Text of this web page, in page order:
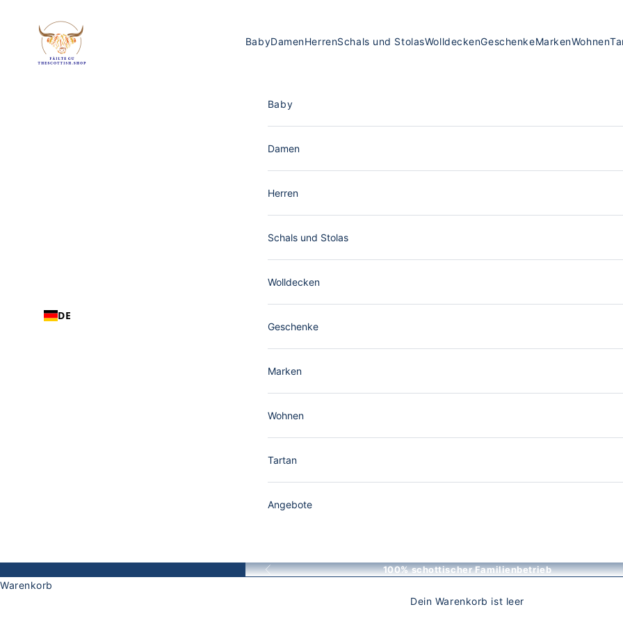
The Scottish Shop Deutschland
DE
BabyDamenHerrenSchals und StolasWolldeckenGeschenkeMarkenWohnen
Baby
Damen
Herren
Schals und Stolas
Wolldecken
Geschenke
Marken
Wohnen
Tartan
Angebote
Zurück 100% schottischer Familienbetrieb
Warenkorb
Dein Warenkorb ist leer